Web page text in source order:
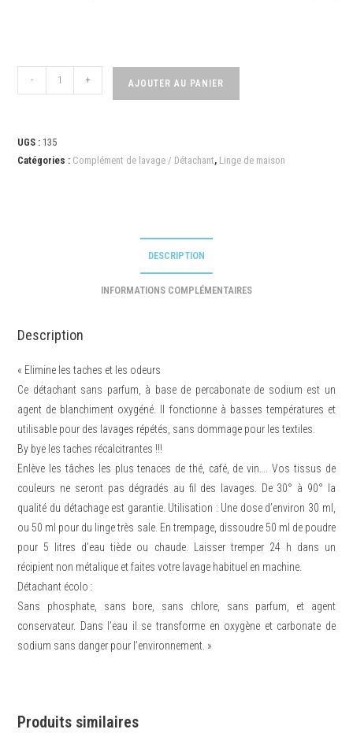
- + AJOUTER AU PANIER
UGS : 135
Catégories : Complément de lavage / Détachant, Linge de maison
DESCRIPTION
INFORMATIONS COMPLÉMENTAIRES
Description
« Elimine les taches et les odeurs
Ce détachant sans parfum, à base de percabonate de sodium est un
agent de blanchiment oxygéné. Il fonctionne à basses températures et
utilisable pour des lavages répétés, sans dommage pour les textiles.
By bye les taches récalcitrantes !!!
Enlève les tâches les plus tenaces de thé, café, de vin…. Vos tissus de
couleurs ne seront pas dégradés au fil des lavages. De 30° à 90° la
qualité du détachage est garantie. Utilisation : Une dose d’environ 30 ml,
ou 50 ml pour du linge très sale. En trempage, dissoudre 50 ml de poudre
pour 5 litres d’eau tiède ou chaude. Laisser tremper 24 h dans un
récipient non métalique et faites votre lavage habituel en machine.
Détachant écolo :
Sans phosphate, sans bore, sans chlore, sans parfum, et agent
conservateur. Dans l’eau il se transforme en oxygène et carbonate de
sodium sans danger pour l’environnement. »
Produits similaires